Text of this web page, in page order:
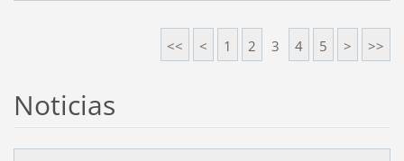
<< < 1 2 3 4 5 > >>
Noticias